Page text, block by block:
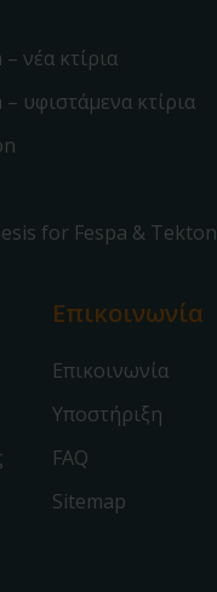
– νέα κτίρια
– υφιστάμενα κτίρια
for Fespa & Tekton
Επικοινωνία
Επικοινωνία
Υποστήριξη
FAQ
Sitemap